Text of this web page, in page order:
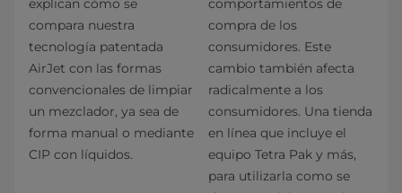
explican cómo se
compara nuestra
tecnología patentada
AirJet con las formas
convencionales de limpiar
un mezclador, ya sea de
forma manual o mediante
CIP con líquidos.
comportamientos de
compra de los
consumidores. Este
cambio también afecta
radicalmente a los
consumidores. Una tienda
en línea que incluye el
equipo Tetra Pak y más,
para utilizarla como se